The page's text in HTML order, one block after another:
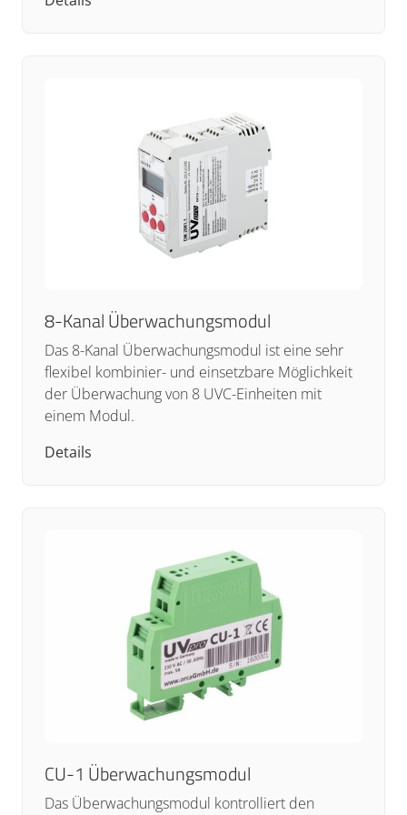
8-Kanal Überwachungsmodul
Das 8-Kanal Überwachungsmodul ist eine sehr
flexibel kombinier- und einsetzbare Möglichkeit
der Überwachung von 8 UVC-Einheiten mit
einem Modul.
Details
CU-1 Überwachungsmodul
Das Überwachungsmodul kontrolliert den